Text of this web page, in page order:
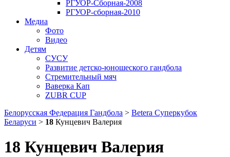
РГУОР-Сборная-2008
РГУОР-сборная-2010
Медиа
Фото
Видео
Детям
СУСУ
Развитие детско-юношеского гандбола
Стремительный мяч
Ваверка Кап
ZUBR CUP
Белорусская Федерация Гандбола > Betera Суперкубок
Беларуси > 18 Кунцевич Валерия
18 Кунцевич Валерия